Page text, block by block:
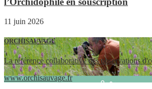
11 juin 2026
ORCHISAUVAGE
La référence collaborative des observations
www.orchisauvage.fr